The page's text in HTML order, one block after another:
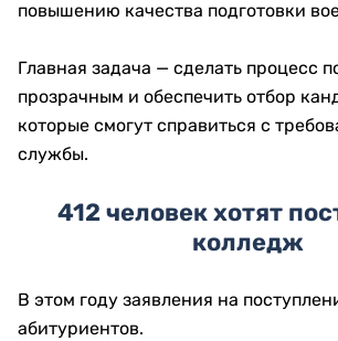
повышению качества подготовки
Главная задача — сделать процесс
прозрачным и обеспечить отбор
которые смогут справиться с
службы.
412 человек хотят
колледж
В этом году заявления на
абитуриентов.